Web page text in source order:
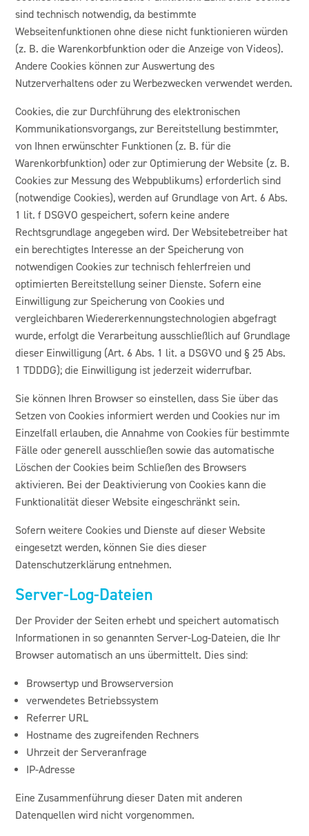
sind technisch notwendig, da bestimmte
Webseitenfunktionen ohne diese nicht funktionieren würden
(z. B. die Warenkorbfunktion oder die Anzeige von Videos).
Andere Cookies können zur Auswertung des
Nutzerverhaltens oder zu Werbezwecken verwendet werden.
Cookies, die zur Durchführung des elektronischen
Kommunikationsvorgangs, zur Bereitstellung bestimmter,
von Ihnen erwünschter Funktionen (z. B. für die
Warenkorbfunktion) oder zur Optimierung der Website (z. B.
Cookies zur Messung des Webpublikums) erforderlich sind
(notwendige Cookies), werden auf Grundlage von Art. 6 Abs.
1 lit. f DSGVO gespeichert, sofern keine andere
Rechtsgrundlage angegeben wird. Der Websitebetreiber hat
ein berechtigtes Interesse an der Speicherung von
notwendigen Cookies zur technisch fehlerfreien und
optimierten Bereitstellung seiner Dienste. Sofern eine
Einwilligung zur Speicherung von Cookies und
vergleichbaren Wiedererkennungstechnologien abgefragt
wurde, erfolgt die Verarbeitung ausschließlich auf Grundlage
dieser Einwilligung (Art. 6 Abs. 1 lit. a DSGVO und § 25 Abs.
1 TDDDG); die Einwilligung ist jederzeit widerrufbar.
Sie können Ihren Browser so einstellen, dass Sie über das
Setzen von Cookies informiert werden und Cookies nur im
Einzelfall erlauben, die Annahme von Cookies für bestimmte
Fälle oder generell ausschließen sowie das automatische
Löschen der Cookies beim Schließen des Browsers
aktivieren. Bei der Deaktivierung von Cookies kann die
Funktionalität dieser Website eingeschränkt sein.
Sofern weitere Cookies und Dienste auf dieser Website
eingesetzt werden, können Sie dies dieser
Datenschutzerklärung entnehmen.
Server-Log-Dateien
Der Provider der Seiten erhebt und speichert automatisch
Informationen in so genannten Server-Log-Dateien, die Ihr
Browser automatisch an uns übermittelt. Dies sind:
Browsertyp und Browserversion
verwendetes Betriebssystem
Referrer URL
Hostname des zugreifenden Rechners
Uhrzeit der Serveranfrage
IP-Adresse
Eine Zusammenführung dieser Daten mit anderen
Datenquellen wird nicht vorgenommen.